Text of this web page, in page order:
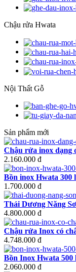
Chậu rửa Hwata
Nội Thất Gỗ
Sản phẩm mới
Chậu rửa inox dạng
2.160.000 đ
Bồn inox Hwata 300
1.700.000 đ
Thái Dương Năng
4.800.000 đ
Chậu rửa Inox có
4.748.000 đ
Bồn Inox Hwata 500
2.060.000 đ